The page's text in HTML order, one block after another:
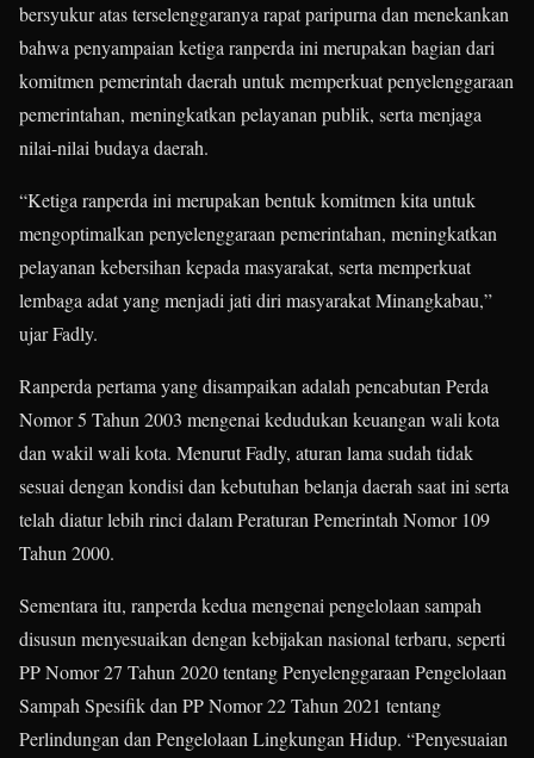
bersyukur atas terselenggaranya rapat paripurna dan menekankan
bahwa penyampaian ketiga ranperda ini merupakan bagian dari
komitmen pemerintah daerah untuk memperkuat penyelenggaraan
pemerintahan, meningkatkan pelayanan publik, serta menjaga
nilai-nilai budaya daerah.
“Ketiga ranperda ini merupakan bentuk komitmen kita untuk
mengoptimalkan penyelenggaraan pemerintahan, meningkatkan
pelayanan kebersihan kepada masyarakat, serta memperkuat
lembaga adat yang menjadi jati diri masyarakat Minangkabau,”
ujar Fadly.
Ranperda pertama yang disampaikan adalah pencabutan Perda
Nomor 5 Tahun 2003 mengenai kedudukan keuangan wali kota
dan wakil wali kota. Menurut Fadly, aturan lama sudah tidak
sesuai dengan kondisi dan kebutuhan belanja daerah saat ini serta
telah diatur lebih rinci dalam Peraturan Pemerintah Nomor 109
Tahun 2000.
Sementara itu, ranperda kedua mengenai pengelolaan sampah
disusun menyesuaikan dengan kebijakan nasional terbaru, seperti
PP Nomor 27 Tahun 2020 tentang Penyelenggaraan Pengelolaan
Sampah Spesifik dan PP Nomor 22 Tahun 2021 tentang
Perlindungan dan Pengelolaan Lingkungan Hidup. “Penyesuaian